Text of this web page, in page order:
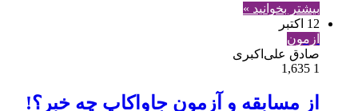
بیشتر بخوانید »
12 اکتبر
آزمون
صادق علی‌اکبری
1
از مسابقه و آزمون جاواکاپ چه خبر؟!